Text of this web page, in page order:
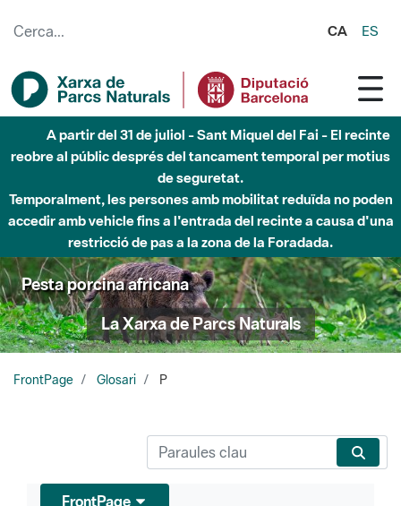
CA ES
Fins al desembre de 2026 - Parc Fluvial Besòs -
Afectacions a la llera del Parc Fluvial del Besòs degut a
obres de construcció d'una passera sobre el riu
Pesta porcina africana
La Xarxa de Parcs Naturals
FrontPage Glosari P
Glosari
P